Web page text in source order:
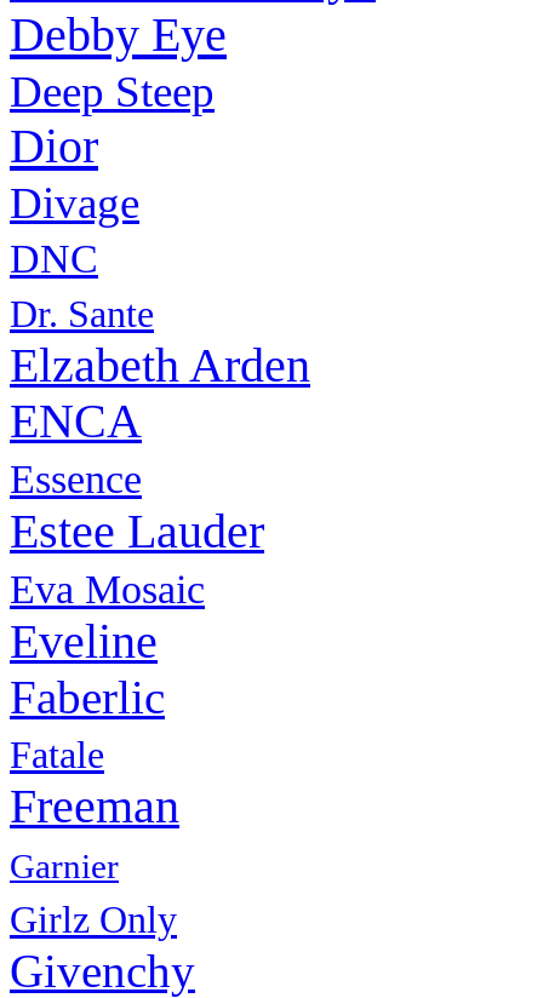
Debby Eye
Deep Steep
Dior
Divage
DNC
Dr. Sante
Elzabeth Arden
ENCA
Essence
Estee Lauder
Eva Mosaic
Eveline
Faberlic
Fatale
Freeman
Garnier
Girlz Only
Givenchy